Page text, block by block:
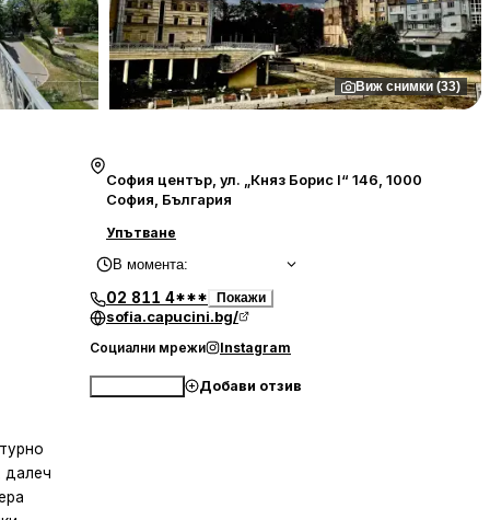
Виж снимки (33)
далеч
София център, ул. „Княз Борис I“ 146, 1000
София, България
Упътване
В момента:
02 811 4*** Покажи
sofia.capucini.bg/
Социални мрежи Instagram
Добави отзив